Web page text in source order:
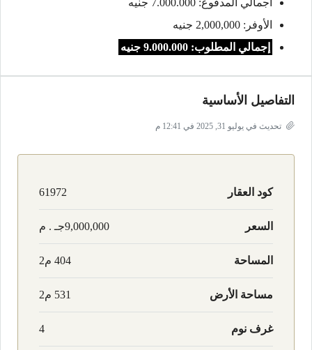
اجمالي المدفوع: 7.000.000 جنيه
الأوفر: 2,000,000 جنيه
إجمالي المطلوب: 9.000.000 جنيه
التفاصيل الأساسية
تحديث في يوليو 31, 2025 في 12:41 م
كود العقار 61972
السعر 9,000,000جـ . م
المساحة 404 م2
مساحة الأرض 531 م2
غرف نوم 4